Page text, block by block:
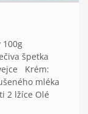
100g
špetka
Krém:
mléka
2 lžíce Olé